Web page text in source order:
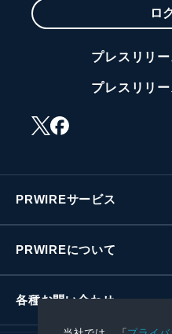
ロ
プレスリリ
プレスリリ
PRWIREサービス
PRWIREについて
各種お問い合わせ